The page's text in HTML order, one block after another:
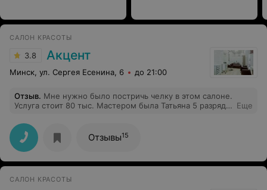
САЛОН КРАСОТЫ
3.8 Акцент
Минск, ул. Сергея Есенина, 6 до 21:00
Отзыв. Мне нужно было постричь челку в этом салоне.
Услуга стоит 80 тыс. Мастером была Татьяна 5 разряда.
пробор. Так вот, парикмахер сушила феном сухие (!)
волосы, что она хотела этим добиться? они
наэлектризовались, она даже не смочила их ни разу, за
все время стрижки! Волосы сыпались прямо на лицо.
Отвратительное ощущение, глаза все время у меня
парикмахерских, такого идиотизма никогда не было.
Еще
Отзывы15
САЛОН КРАСОТЫ